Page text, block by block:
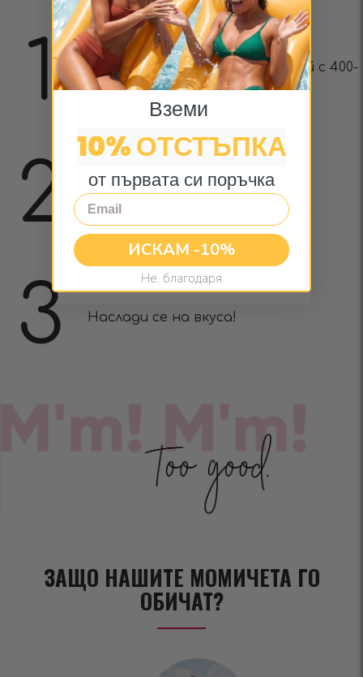
1
Залей 7 гр (1 супена лъжица) чай с 400-
500 мл гореща вода
2 Запари за 7 минути
3 Наслади се на вкуса!
ЗАЩО НАШИТЕ МОМИЧЕТА ГО
ОБИЧАТ?
Вземи
10% ОТСТЪПКА
от първата си поръчка
Email
ИСКАМ -10%
Не, благодаря